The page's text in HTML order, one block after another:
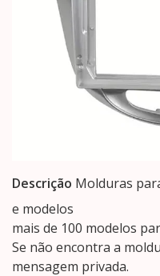
Descrição Molduras
e modelos
mais de 100 modelos
Se não encontra a
mensagem privada.